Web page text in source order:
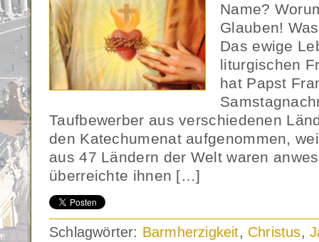
Name?
Glauben!
Das ewige
liturgischen
hat Papst
Taufbewerber aus verschiedenen
den Katechumenat aufgenommen,
aus 47 Ländern der Welt waren
überreichte ihnen […]
Schlagwörter: Barmherzigkeit, Christus,